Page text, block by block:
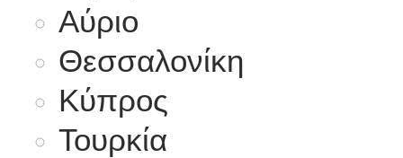
Αύριο
Θεσσαλονίκη
Κύπρος
Τουρκία